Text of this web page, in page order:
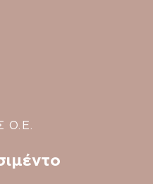
Ο.Ε.